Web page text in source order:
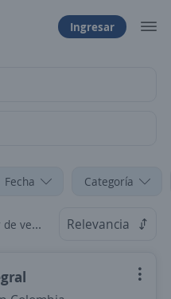
Ingresar
Fecha Categoría
Relevancia